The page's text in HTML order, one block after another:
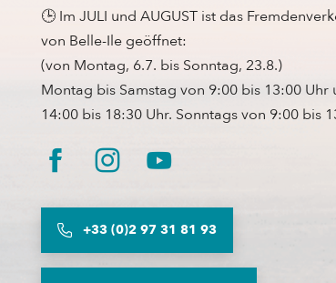
🕒 Im JULI und AUGUST ist das
von Belle-Ile geöffnet:
(von Montag, 6.7. bis Sonntag, 23.8.)
Montag bis Samstag von 9:00 bis 13:00 Uhr
14:00 bis 18:30 Uhr. Sonntags von 9:00 bis
+33 (0)2 97 31 81 93